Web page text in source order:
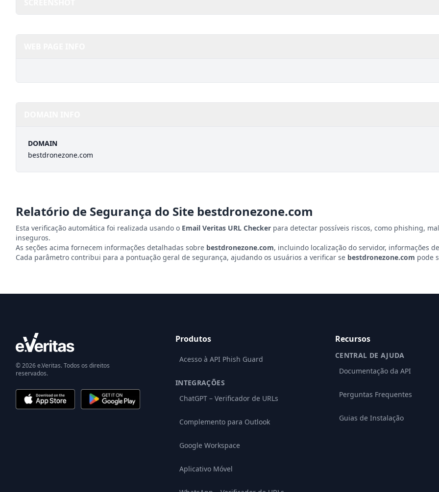
DOMAIN
bestdronezone.com
Relatório de Segurança do Site bestdronezone.com
Esta verificação automática foi realizada usando o Email Veritas URL Checker para detectar possíveis riscos, como phishing,
inseguros.
As seções acima fornecem informações detalhadas sobre bestdronezone.com, incluindo localização do servidor, informações
Cada parâmetro contribui para a pontuação geral de segurança, ajudando os usuários a verificar se bestdronezone.com pode
© 2026 e.Veritas. Todos os direitos
reservados.
Produtos
Acesso à API Phish Guard
INTEGRAÇÕES
ChatGPT – Verificador de URLs
Complemento para Outlook
Google Workspace
Aplicativo Móvel
Recursos
CENTRAL DE AJUDA
Documentação da API
Perguntas Frequentes
Guias de Instalação